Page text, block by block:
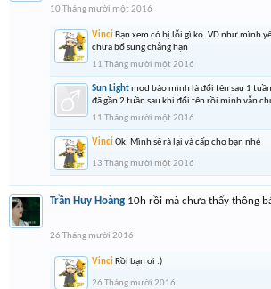
10 Tháng mười một 2016
Vinci Bạn xem có bị lỗi gì ko. VD như mình
chưa bổ sung chẳng hạn
11 Tháng mười một 2016
Sun Lightmod bảo mình là đổi tên sau 1
đã gần 2 tuần sau khi đổi tên rồi minh vẫn
11 Tháng mười một 2016
Vinci Ok. Mình sẽ rà lại và cấp cho bạn nhé
13 Tháng mười một 2016
Trần Huy Hoàng 10h rồi mà chưa thấy thông
26 Tháng mười 2016
Vinci Rồi bạn ơi :)
26 Tháng mười 2016